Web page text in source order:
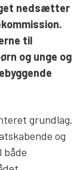
nedsætter
til
og unge og
grundlag.
og
både